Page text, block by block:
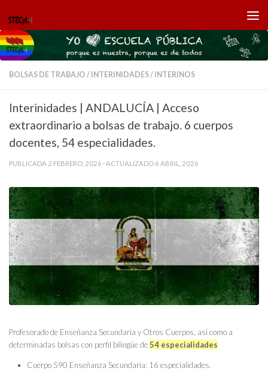
Saltar al contenido
BOLSAS DE TRABAJO / INTERINIDADES/ INTERINOS
Interinidades | ANDALUCÍA | Acceso
extraordinario a bolsas de trabajo. 6 cuerpos
docentes, 54 especialidades.
PUBLICADA 2 FEBRERO, 2026 · ACTUALIZADO 6 ABRIL, 2026
Profesorado de Enseñanza Secundaria y Otros Cuerpos, así como a
determinadas bolsas con perfil bilingüe de54 especialidades
Cuerpo 590 Enseñanza Secundaria: 16 especialidades.